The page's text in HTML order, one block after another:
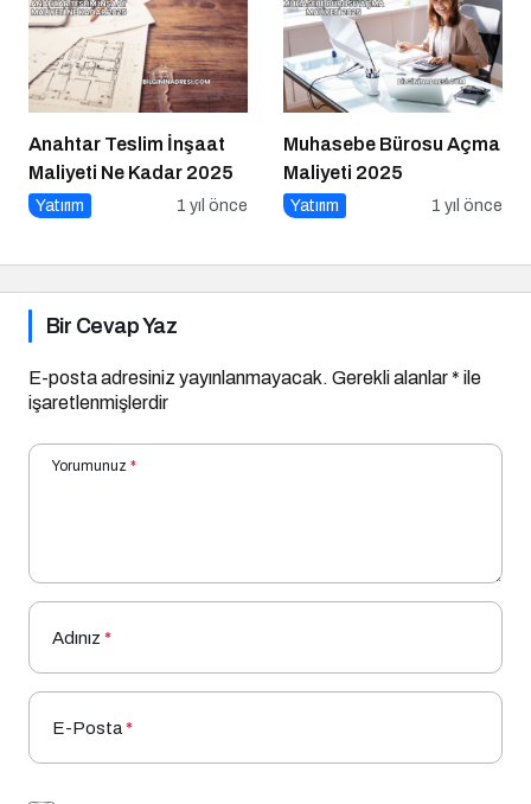
Anahtar Teslim İnşaat
Maliyeti Ne Kadar 2025
Yatırım 1 yıl önce
Muhasebe Bürosu Açma
Maliyeti 2025
Yatırım 1 yıl önce
Bir Cevap Yaz
E-posta adresiniz yayınlanmayacak. Gerekli alanlar* ile
işaretlenmişlerdir
Yorumunuz *
Adınız *
E-Posta*